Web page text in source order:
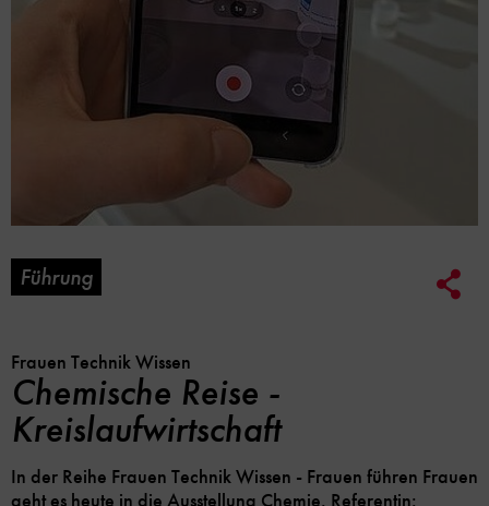
Führung
Frauen Technik Wissen
Chemische Reise -
Kreislaufwirtschaft
In der Reihe Frauen Technik Wissen - Frauen führen Frauen
geht es heute in die Ausstellung Chemie. Referentin: